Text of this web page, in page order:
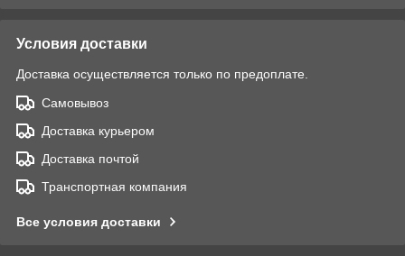
Условия доставки
Доставка осуществляется только по предоплате.
Самовывоз
Доставка курьером
Доставка почтой
Транспортная компания
Все условия доставки